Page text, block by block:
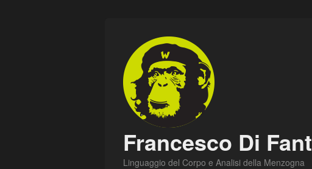
Francesco Di Fant
Linguaggio del Corpo e Analisi della Menzogna